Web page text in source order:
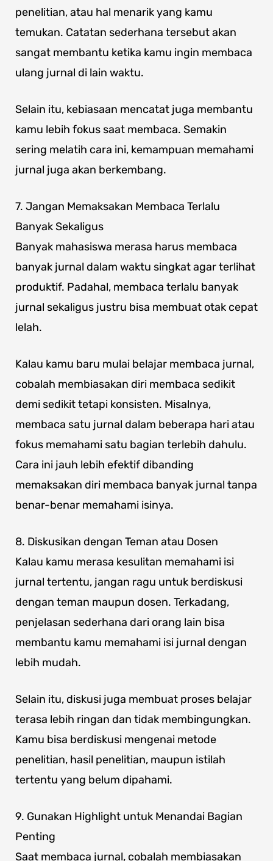
penelitian, atau hal menarik yang kamu
temukan. Catatan sederhana tersebut akan
sangat membantu ketika kamu ingin membaca
ulang jurnal di lain waktu.
Selain itu, kebiasaan mencatat juga membantu
kamu lebih fokus saat membaca. Semakin
sering melatih cara ini, kemampuan memahami
jurnal juga akan berkembang.
7. Jangan Memaksakan Membaca Terlalu
Banyak Sekaligus
Banyak mahasiswa merasa harus membaca
banyak jurnal dalam waktu singkat agar terlihat
produktif. Padahal, membaca terlalu banyak
jurnal sekaligus justru bisa membuat otak cepat
lelah.
Kalau kamu baru mulai belajar membaca jurnal,
cobalah membiasakan diri membaca sedikit
demi sedikit tetapi konsisten. Misalnya,
membaca satu jurnal dalam beberapa hari atau
fokus memahami satu bagian terlebih dahulu.
Cara ini jauh lebih efektif dibanding
memaksakan diri membaca banyak jurnal tanpa
benar-benar memahami isinya.
8. Diskusikan dengan Teman atau Dosen
Kalau kamu merasa kesulitan memahami isi
jurnal tertentu, jangan ragu untuk berdiskusi
dengan teman maupun dosen. Terkadang,
penjelasan sederhana dari orang lain bisa
membantu kamu memahami isi jurnal dengan
lebih mudah.
Selain itu, diskusi juga membuat proses belajar
terasa lebih ringan dan tidak membingungkan.
Kamu bisa berdiskusi mengenai metode
penelitian, hasil penelitian, maupun istilah
tertentu yang belum dipahami.
9. Gunakan Highlight untuk Menandai Bagian
Penting
Saat membaca jurnal, cobalah membiasakan